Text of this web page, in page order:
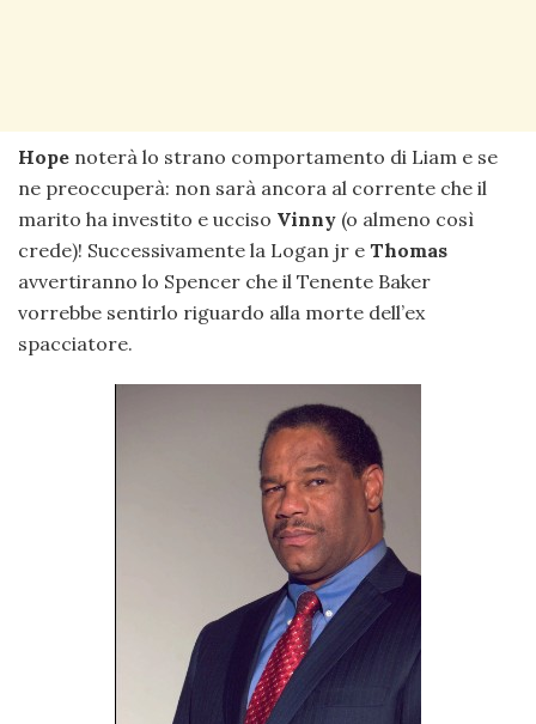
Hope noterà lo strano comportamento di Liam e se
ne preoccuperà: non sarà ancora al corrente che il
marito ha investito e ucciso Vinny (o almeno così
crede)! Successivamente la Logan jr e Thomas
avvertiranno lo Spencer che il Tenente Baker
vorrebbe sentirlo riguardo alla morte dell’ex
spacciatore.